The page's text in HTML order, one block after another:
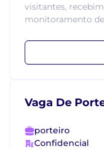
visitantes,
monitoramento
Vaga De
porteiro
Confidencial